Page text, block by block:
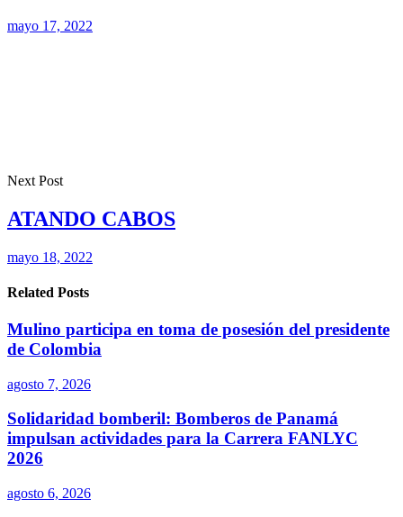
mayo 17, 2022
Next Post
ATANDO CABOS
mayo 18, 2022
Related Posts
Mulino participa en toma de posesión del presidente
de Colombia
agosto 7, 2026
Solidaridad bomberil: Bomberos de Panamá
impulsan actividades para la Carrera FANLYC
2026
agosto 6, 2026